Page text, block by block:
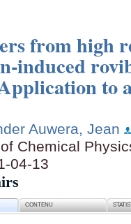
from high
induced
to
Auwera, Jean
Chemical
04-13
CONTENU